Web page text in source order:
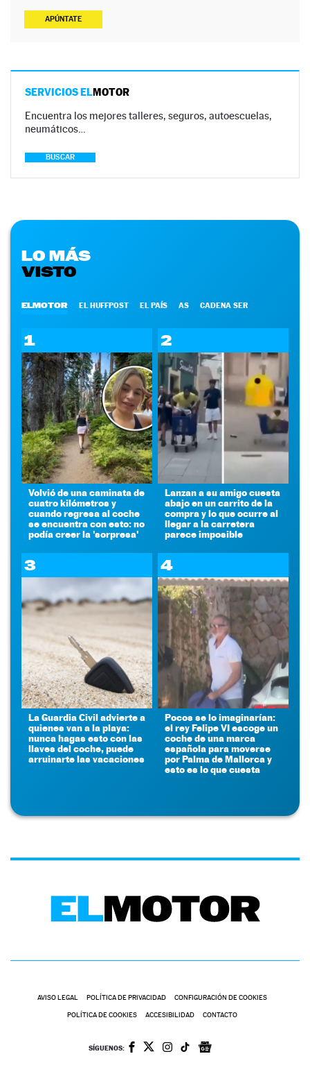
APÚNTATE
SERVICIOS ELMOTOR
Encuentra los mejores talleres, seguros, autoescuelas,
neumáticos…
BUSCAR
LO MÁS
VISTO
ELMOTOR EL HUFFPOST EL PAÍS AS CADENA SER
1
Volvió de una caminata de
cuatro kilómetros y
cuando regresa al coche
se encuentra con esto: no
podía creer la 'sorpresa'
2
Lanzan a su amigo cuesta
abajo en un carrito de la
compra y lo que ocurre al
llegar a la carretera
parece imposible
3
La Guardia Civil advierte a
quienes van a la playa:
nunca hagas esto con las
llaves del coche, puede
arruinarte las vacaciones
4
Pocos se lo imaginarían:
el rey Felipe VI escoge un
coche de una marca
española para moverse
por Palma de Mallorca y
esto es lo que cuesta
AVISO LEGAL POLÍTICA DE PRIVACIDAD CONFIGURACIÓN DE COOKIES
POLÍTICA DE COOKIES ACCESIBILIDAD CONTACTO
SÍGUENOS: